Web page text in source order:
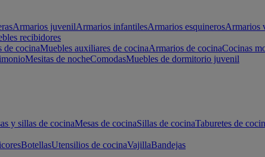
Armarios juvenilArmarios infantilesArmarios esquinerosArmarios
recibidores
de cocinaMuebles auxiliares de cocinaArmarios de cocinaCocinas
Mesitas de nocheComodasMuebles de dormitorio juvenil
y sillas de cocinaMesas de cocinaSillas de cocinaTaburetes de
BotellasUtensilios de cocinaVajillaBandejas